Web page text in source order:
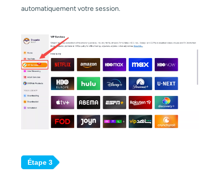
automatiquement votre session.
Étape 3